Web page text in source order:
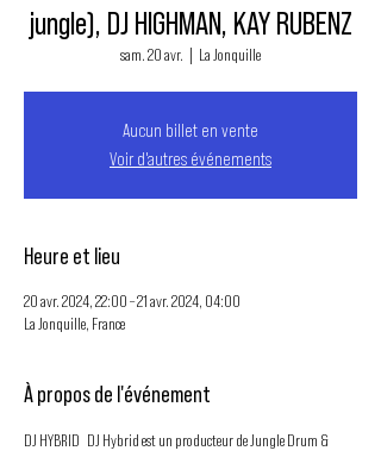
jungle), DJ HIGHMAN, KAY RUBENZ
sam. 20 avr. La Jonquille
Aucun billet en vente
Voir d'autres événements
Heure et lieu
20 avr. 2024, 22:00 – 21 avr. 2024, 04:00
La Jonquille, France
À propos de l'événement
DJ HYBRID   DJ Hybrid est un producteur de Jungle Drum &